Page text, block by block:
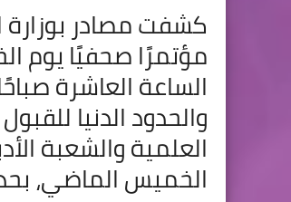
كشفت مصادر بوزارة
الساعة العاشرة
العلمية والشعبة
الخميس الماضي، بحد أدنى علوم 365 -